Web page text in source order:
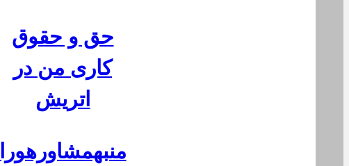
حق و حقوق
کاری من در
اتریش
منبهمشاورهورا